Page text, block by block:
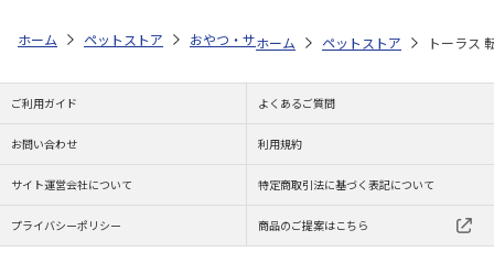
ホーム ペットストア おやつ・サプリ 飲料・サプリ（猫用） ト
ホーム ペットストア トーラス
ご利用ガイド よくあるご質問
お問い合わせ 利用規約
サイト運営会社について 特定商取引法に基づく表記について
プライバシーポリシー 商品のご提案はこちら